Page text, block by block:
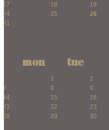
17 18 19
24
25 26
31
mon tue
1 2
7
8 9
14
15 16
21
22 23
28
29 30